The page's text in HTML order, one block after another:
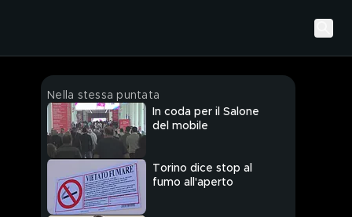
Nella stessa puntata
In coda per il Salone
del mobile
Torino dice stop al
fumo all'aperto